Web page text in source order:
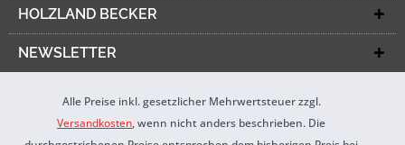
HOLZLAND BECKER
NEWSLETTER
Alle Preise inkl. gesetzlicher Mehrwertsteuer zzgl.
Versandkosten, wenn nicht anders beschrieben. Die